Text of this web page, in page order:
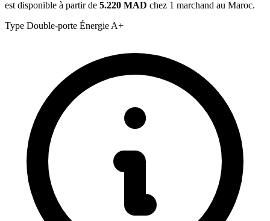
est disponible à partir de 5.220 MAD chez 1 marchand au Maroc.
Type Double-porte Énergie A+